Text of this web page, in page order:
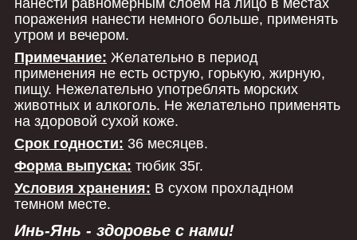
поражения нанести немного больше, применять
утром и вечером.
Примечание: Желательно в период
применения не есть острую, горькую, жирную,
пищу. Нежелательно употреблять морских
животных и алкоголь. Не желательно применять
на здоровой сухой коже.
Срок годности: 36 месяцев.
Форма выпуска: тюбик 35г.
Условия хранения: В сухом прохладном
темном месте.
Инь-Янь - здоровье с нами!